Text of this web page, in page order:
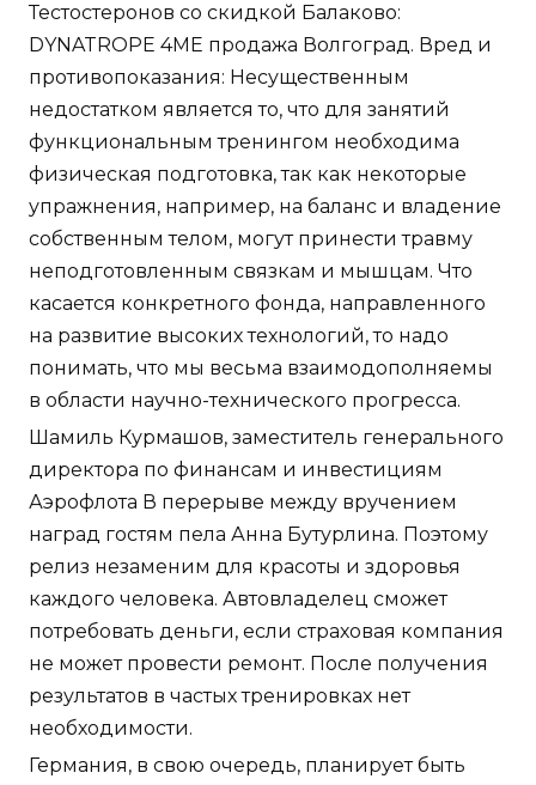
Тестостеронов со скидкой Балаково:
DYNATROPE 4ME продажа Волгоград. Вред и
противопоказания: Несущественным
недостатком является то, что для занятий
функциональным тренингом необходима
физическая подготовка, так как некоторые
упражнения, например, на баланс и владение
собственным телом, могут принести травму
неподготовленным связкам и мышцам. Что
касается конкретного фонда, направленного
на развитие высоких технологий, то надо
понимать, что мы весьма взаимодополняемы
в области научно-технического прогресса.
Шамиль Курмашов, заместитель генерального
директора по финансам и инвестициям
Аэрофлота В перерыве между вручением
наград гостям пела Анна Бутурлина. Поэтому
релиз незаменим для красоты и здоровья
каждого человека. Автовладелец сможет
потребовать деньги, если страховая компания
не может провести ремонт. После получения
результатов в частых тренировках нет
необходимости.
Германия, в свою очередь, планирует быть